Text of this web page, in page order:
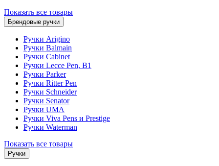
Показать все товары
Брендовые ручки
Ручки Arigino
Ручки Balmain
Ручки Cabinet
Ручки Lecce Pen, B1
Ручки Parker
Ручки Ritter Pen
Ручки Schneider
Ручки Senator
Ручки UMA
Ручки Viva Pens и Prestige
Ручки Waterman
Показать все товары
Ручки